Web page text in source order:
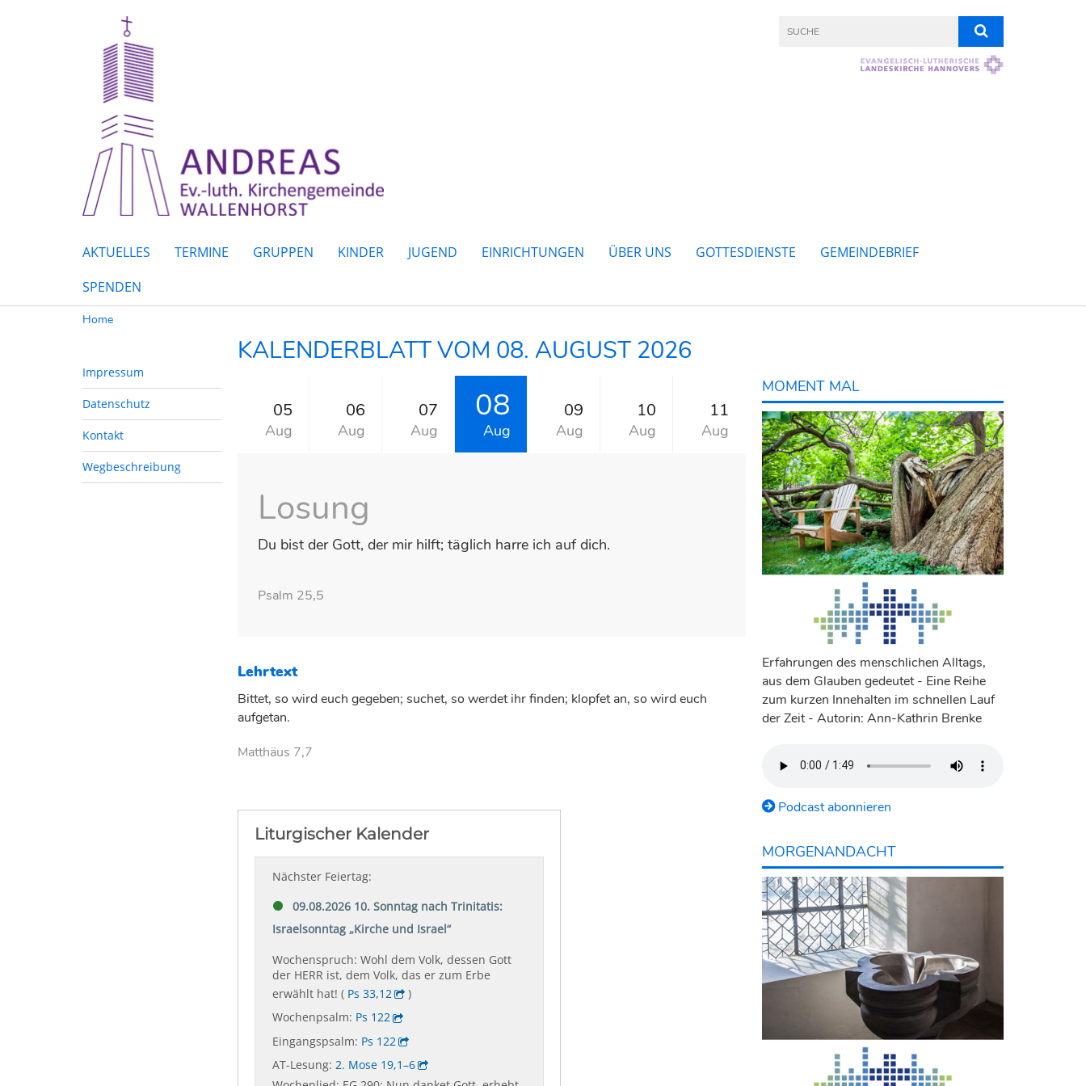
AKTUELLES TERMINE GRUPPEN KINDER JUGEND EINRICHTUNGEN ÜBER UNS GOTTESDIENSTE
GEMEINDEBRIEF
SPENDEN
Home
Impressum
Datenschutz
Kontakt
Wegbeschreibung
KALENDERBLATT VOM 08. AUGUST 2026
05
Aug
06
Aug
07
Aug
08
Aug
09
Aug
10
Aug
11
Aug
Losung
Du bist der Gott, der mir hilft; täglich harre ich auf dich.
Psalm 25,5
Lehrtext
Bittet, so wird euch gegeben; suchet, so werdet ihr finden; klopfet an, so wird euch
aufgetan.
Matthäus 7,7
MOMENT MAL
Erfahrungen des menschlichen Alltags,
aus dem Glauben gedeutet - Eine Reihe
zum kurzen Innehalten im schnellen Lauf
der Zeit - Autorin: Ann-Kathrin Brenke
Podcast abonnieren
MORGENANDACHT